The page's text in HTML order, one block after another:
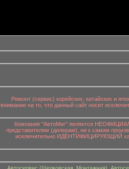
информационный контент
Ремонт (сервис) корейских, китайских и
внимание на то, что данный сайт носит
Компания "АвтоМиг" является
представителям (дилерам), ни к самим
исключительно ИДЕНТИФИЦИРУЮЩИЙ